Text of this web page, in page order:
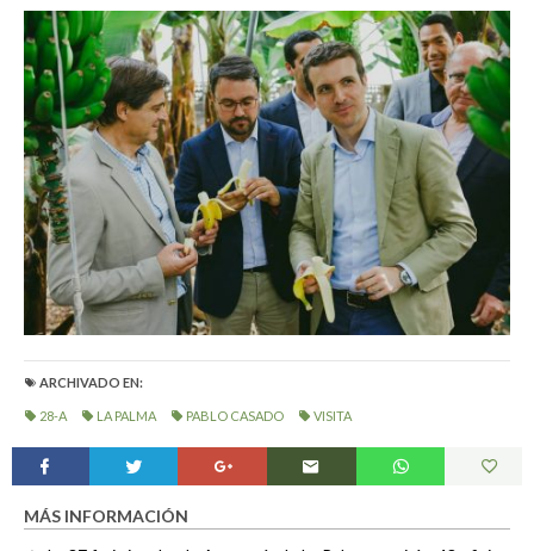
ARCHIVADO EN:
28-A LA PALMA PABLO CASADO VISITA
MÁS INFORMACIÓN